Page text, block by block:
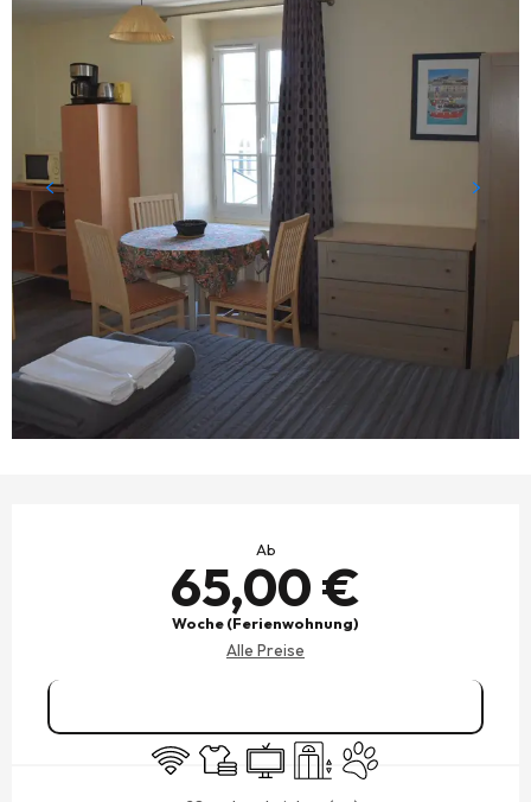
Ab
65,00 €
Woche (Ferienwohnung)
Alle Preise
Wi-Fi Bettwäsche und Laken
FernsehenAufzugTiere erlaubt